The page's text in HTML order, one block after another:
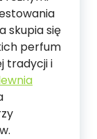
skupia się
perfum
tradycji i